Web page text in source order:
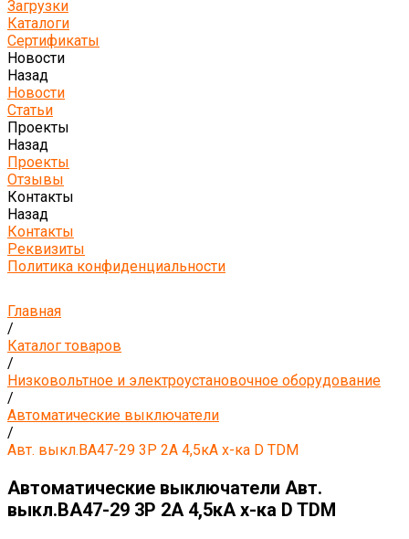
Загрузки
Каталоги
Сертификаты
Новости
Назад
Новости
Статьи
Проекты
Назад
Проекты
Отзывы
Контакты
Назад
Контакты
Реквизиты
Политика конфиденциальности
Главная
/
Каталог товаров
/
Низковольтное и электроустановочное оборудование
/
Автоматические выключатели
/
Авт. выкл.ВА47-29 3Р 2А 4,5кА х-ка D TDM
Автоматические выключатели Авт.
выкл.ВА47-29 3Р 2А 4,5кА х-ка D TDM